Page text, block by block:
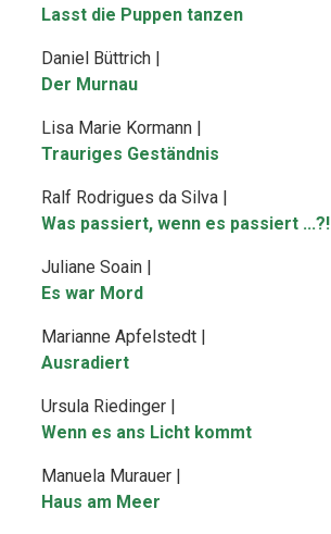
Lasst die Puppen tanzen
Daniel Büttrich |
Der Murnau
Lisa Marie Kormann |
Trauriges Geständnis
Ralf Rodrigues da Silva |
Was passiert, wenn es passiert ...?!
Juliane Soain |
Es war Mord
Marianne Apfelstedt |
Ausradiert
Ursula Riedinger |
Wenn es ans Licht kommt
Manuela Murauer |
Haus am Meer